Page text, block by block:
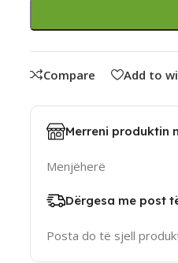
Compare Add to
Merreni produktin
Menjëherë
Dërgesa me post
Posta do të sjell